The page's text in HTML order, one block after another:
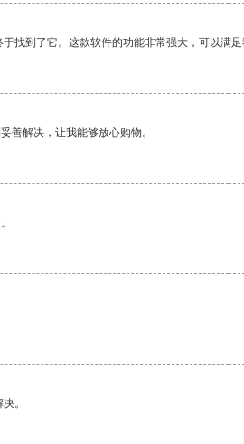
找到了它。这款软件的功能非常强大，可以满
善解决，让我能够放心购物。
。